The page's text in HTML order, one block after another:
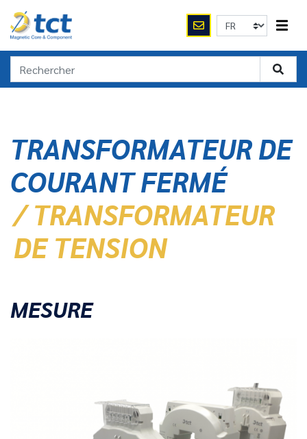
TRANSFORMATEUR DE
COURANT FERMÉ
/ TRANSFORMATEUR
DE TENSION
MESURE